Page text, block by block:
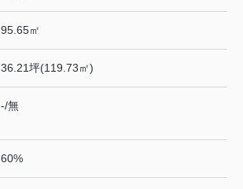
95.65㎡
36.21坪(119.73㎡)
-/無
60%